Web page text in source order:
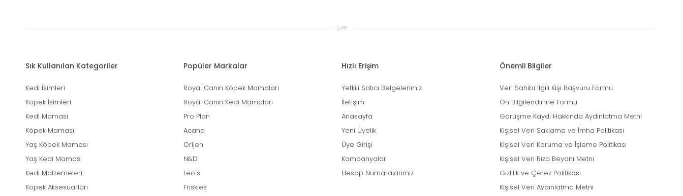
Sık Kullanılan Kategoriler
Kedi İsimleri
Köpek İsimleri
Kedi Maması
Köpek Maması
Yaş Köpek Maması
Yaş Kedi Maması
Kedi Malzemeleri
Köpek Aksesuarları
Popüler Markalar
Royal Canin Köpek Mamaları
Royal Canin Kedi Mamaları
Pro Plan
Acana
Orijen
N&D
Leo's
Friskies
Hızlı Erişim
Yetkili Satıcı Belgelerimiz
İletişim
Anasayfa
Yeni Üyelik
Üye Girişi
Kampanyalar
Hesap Numaralarımız
Önemli Bilgiler
Veri Sahibi İlgili Kişi Başvuru Formu
Ön Bilgilendirme Formu
Görüşme Kaydı Hakkında Aydınlatma Metni
Kişisel Veri Saklama ve İmha Politikası
Kişisel Veri Koruma ve İşleme Politikası
Kişisel Veri Rıza Beyanı Metni
Gizlilik ve Çerez Politikası
Kişisel Veri Aydınlatma Metni